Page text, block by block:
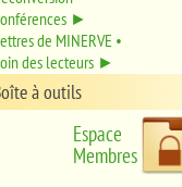
►
de MINERVE •
des lecteurs ►
à outils
Espace
Membres